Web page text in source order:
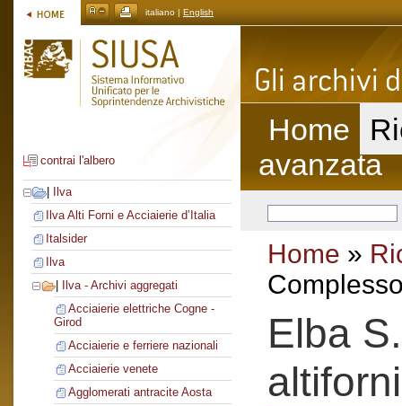
italiano | English
contrai l'albero
Ilva
Ilva Alti Forni e Acciaierie d’Italia
Italsider
Ilva
Ilva - Archivi aggregati
Acciaierie elettriche Cogne -
Girod
Acciaierie e ferriere nazionali
Acciaierie venete
Agglomerati antracite Aosta
Home
avanzata
Home »
Elba
altiforni